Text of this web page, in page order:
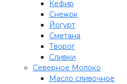
Кефир
Снежок
Йогурт
Сметана
Творог
Сливки
Северное Молоко
Масло сливочное